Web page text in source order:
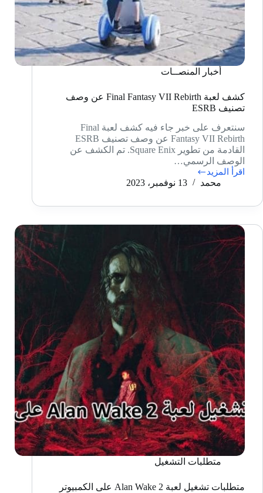
أخبار المنصــات
كشف لعبة Final Fantasy VII Rebirth عن وصف
تصنيف ESRB
سنتعرف على خبر جاء فيه كشف لعبة Final
Fantasy VII Rebirth عن وصف تصنيف ESRB
القادمة من تطوير Square Enix. تم الكشف عن
الوصف الرسمي…
اقرأ المزيد
كشف
Fantasy
Rebirth
عن
وصف
تصنيف
ESRB
محمد 13 نوفمبر، 2023
متطلبات التشغيل
متطلبات تشغيل لعبة Alan Wake 2 على الكمبيوتر